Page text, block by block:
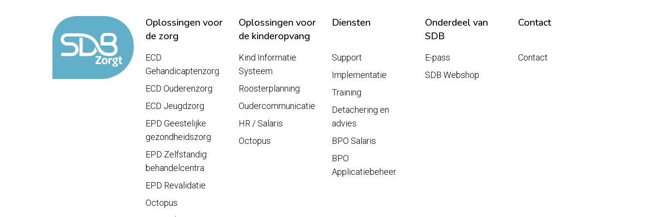
Oplossingen voor
de zorg
Oplossingen voor
de kinderopvang
Diensten
Onderdeel van
SDB
Contact
ECD
Gehandicaptenzorg
ECD Ouderenzorg
ECD Jeugdzorg
EPD Geestelijke
gezondheidszorg
EPD Zelfstandig
behandelcentra
EPD Revalidatie
Octopus
Kind Informatie
Systeem
Roosterplanning
Oudercommunicatie
HR / Salaris
Octopus
Support
Implementatie
Training
Detachering en
advies
BPO Salaris
BPO
Applicatiebeheer
E-pass
SDB Webshop
Contact